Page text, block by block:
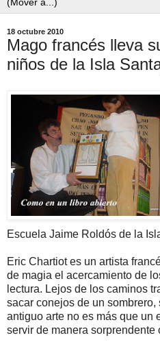
18 octubre 2010
Mago francés lleva
niños de la Isla
Escuela Jaime Roldós de la
Eric Chartiot es un artista
de magia el acercamiento de
lectura. Lejos de los caminos
sacar conejos de un
antiguo arte no es más que un
servir de manera sorprendente